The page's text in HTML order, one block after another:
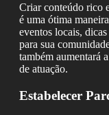
Criar conteúdo rico
é uma ótima
eventos locais,
para sua
também aumentará
de atuação.
Estabelecer